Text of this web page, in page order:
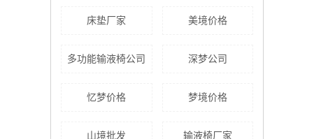
床垫厂家 美境价格
多功能输液椅公司 深梦公司
忆梦价格 梦境价格
山境批发 输液椅厂家